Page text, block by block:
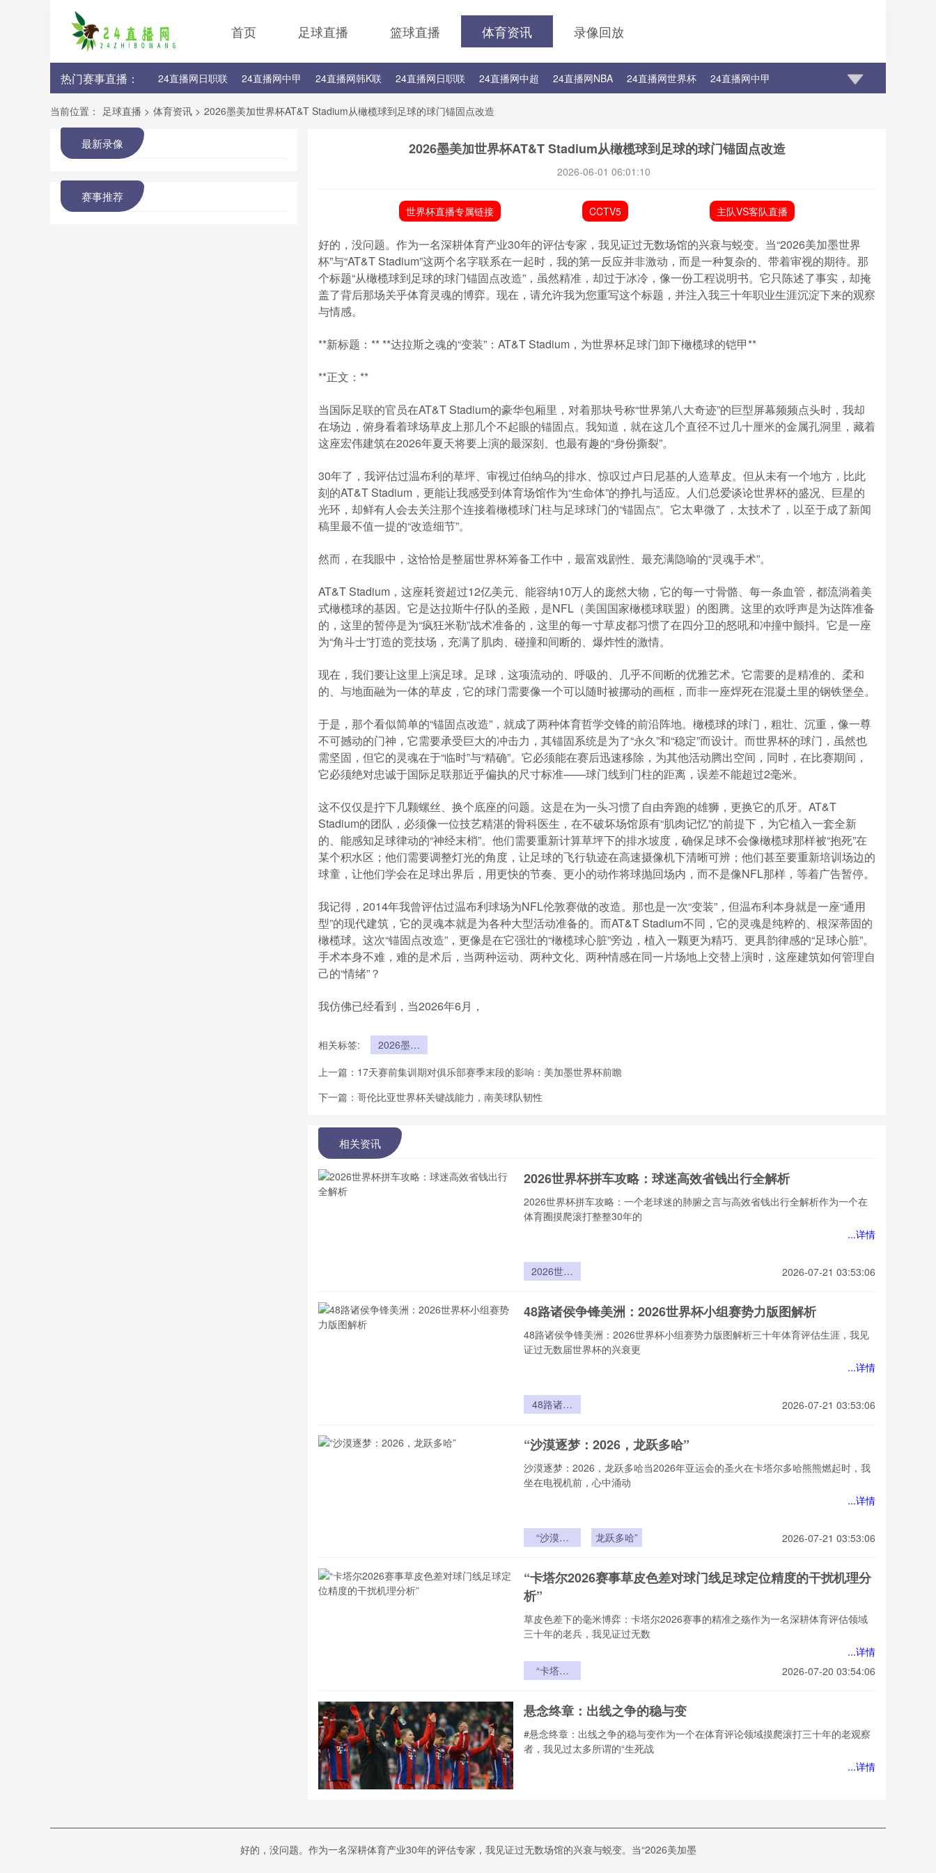
首页 足球直播 篮球直播 体育资讯 录像回放
热门赛事直播： 24直播网日职联 24直播网中甲 24直播网韩K联 24直播网日职联 24直播网中超 24直播网NBA 24直播网世界杯 24直播网中甲
24直播网韩K联 24直播网世界杯 24直播网中超 24直播网NBA 24直播网世界杯
当前位置： 足球直播 > 体育资讯 > 2026墨美加世界杯AT&T Stadium从橄榄球到足球的球门锚固点改造
2026墨美加世界杯AT&T Stadium从橄榄球到足球的球门锚固点改造
2026-06-01 06:01:10
世界杯直播专属链接 CCTV5 主队VS客队直播
好的，没问题。作为一名深耕体育产业30年的评估专家，我见证过无数场馆的兴衰与蜕变。当“2026美加墨世界
杯”与“AT&T Stadium”这两个名字联系在一起时，我的第一反应并非激动，而是一种复杂的、带着审视的期待。那
个标题“从橄榄球到足球的球门锚固点改造”，虽然精准，却过于冰冷，像一份工程说明书。它只陈述了事实，却掩
盖了背后那场关乎体育灵魂的博弈。现在，请允许我为您重写这个标题，并注入我三十年职业生涯沉淀下来的观察
与情感。
**新标题：** **达拉斯之魂的“变装”：AT&T Stadium，为世界杯足球门卸下橄榄球的铠甲**
**正文：**
当国际足联的官员在AT&T Stadium的豪华包厢里，对着那块号称“世界第八大奇迹”的巨型屏幕频频点头时，我却
在场边，俯身看着球场草皮上那几个不起眼的锚固点。我知道，就在这几个直径不过几十厘米的金属孔洞里，藏着
这座宏伟建筑在2026年夏天将要上演的最深刻、也最有趣的“身份撕裂”。
30年了，我评估过温布利的草坪、审视过伯纳乌的排水、惊叹过卢日尼基的人造草皮。但从未有一个地方，比此
刻的AT&T Stadium，更能让我感受到体育场馆作为“生命体”的挣扎与适应。人们总爱谈论世界杯的盛况、巨星的
光环，却鲜有人会去关注那个连接着橄榄球门柱与足球球门的“锚固点”。它太卑微了，太技术了，以至于成了新闻
稿里最不值一提的“改造细节”。
然而，在我眼中，这恰恰是整届世界杯筹备工作中，最富戏剧性、最充满隐喻的“灵魂手术”。
AT&T Stadium，这座耗资超过12亿美元、能容纳10万人的庞然大物，它的每一寸骨骼、每一条血管，都流淌着美
式橄榄球的基因。它是达拉斯牛仔队的圣殿，是NFL（美国国家橄榄球联盟）的图腾。这里的欢呼声是为达阵准备
的，这里的暂停是为“疯狂米勒”战术准备的，这里的每一寸草皮都习惯了在四分卫的怒吼和冲撞中颤抖。它是一座
为“角斗士”打造的竞技场，充满了肌肉、碰撞和间断的、爆炸性的激情。
现在，我们要让这里上演足球。足球，这项流动的、呼吸的、几乎不间断的优雅艺术。它需要的是精准的、柔和
的、与地面融为一体的草皮，它的球门需要像一个可以随时被挪动的画框，而非一座焊死在混凝土里的钢铁堡垒。
于是，那个看似简单的“锚固点改造”，就成了两种体育哲学交锋的前沿阵地。橄榄球的球门，粗壮、沉重，像一尊
不可撼动的门神，它需要承受巨大的冲击力，其锚固系统是为了“永久”和“稳定”而设计。而世界杯的球门，虽然也
需坚固，但它的灵魂在于“临时”与“精确”。它必须能在赛后迅速移除，为其他活动腾出空间，同时，在比赛期间，
它必须绝对忠诚于国际足联那近乎偏执的尺寸标准——球门线到门柱的距离，误差不能超过2毫米。
这不仅仅是拧下几颗螺丝、换个底座的问题。这是在为一头习惯了自由奔跑的雄狮，更换它的爪牙。AT&T
Stadium的团队，必须像一位技艺精湛的骨科医生，在不破坏场馆原有“肌肉记忆”的前提下，为它植入一套全新
的、能感知足球律动的“神经末梢”。他们需要重新计算草坪下的排水坡度，确保足球不会像橄榄球那样被“抱死”在
某个积水区；他们需要调整灯光的角度，让足球的飞行轨迹在高速摄像机下清晰可辨；他们甚至要重新培训场边的
球童，让他们学会在足球出界后，用更快的节奏、更小的动作将球抛回场内，而不是像NFL那样，等着广告暂停。
我记得，2014年我曾评估过温布利球场为NFL伦敦赛做的改造。那也是一次“变装”，但温布利本身就是一座“通用
型”的现代建筑，它的灵魂本就是为各种大型活动准备的。而AT&T Stadium不同，它的灵魂是纯粹的、根深蒂固的
橄榄球。这次“锚固点改造”，更像是在它强壮的“橄榄球心脏”旁边，植入一颗更为精巧、更具韵律感的“足球心脏”。
手术本身不难，难的是术后，当两种运动、两种文化、两种情感在同一片场地上交替上演时，这座建筑如何管理自
己的“情绪”？
我仿佛已经看到，当2026年6月，
相关标签:
2026墨美
AT&T
橄榄球到足
固点改造
上一篇： 17天赛前集训期对俱乐部赛季末段的影响：美加墨世界杯前瞻
下一篇： 哥伦比亚世界杯关键战能力，南美球队韧性
相关资讯
2026世界杯拼车攻略：球迷高效省钱出行全解析
2026世界杯拼车攻略：一个老球迷的肺腑之言与高效省钱出行全解析作为一个在
体育圈摸爬滚打整整30年的
...详情
2026世界
效省钱出行
全解析
2026-07-21 03:53:06
48路诸侯争锋美洲：2026世界杯小组赛势力版图解析
48路诸侯争锋美洲：2026世界杯小组赛势力版图解析三十年体育评估生涯，我见
证过无数届世界杯的兴衰更
...详情
48路诸侯
杯小组赛势
力版图解析
2026-07-21 03:53:06
“沙漠逐梦：2026，龙跃多哈”
沙漠逐梦：2026，龙跃多哈当2026年亚运会的圣火在卡塔尔多哈熊熊燃起时，我
坐在电视机前，心中涌动
...详情
“沙漠逐
龙跃多哈” 2026-07-21 03:53:06
“卡塔尔2026赛事草皮色差对球门线足球定位精度的干扰机理分
析”
草皮色差下的毫米博弈：卡塔尔2026赛事的精准之殇作为一名深耕体育评估领域
三十年的老兵，我见证过无数
...详情
“卡塔尔
球门线足球
定位精度的
干扰机理分
析”
2026-07-20 03:54:06
悬念终章：出线之争的稳与变
#悬念终章：出线之争的稳与变作为一个在体育评论领域摸爬滚打三十年的老观察
者，我见过太多所谓的“生死战
...详情
稳与变
“黄牌边界：中北美世预赛规则执行中的隐性权力博弈”
最新录像
赛事推荐
好的，没问题。作为一名深耕体育产业30年的评估专家，我见证过无数场馆的兴衰与蜕变。当“2026美加墨